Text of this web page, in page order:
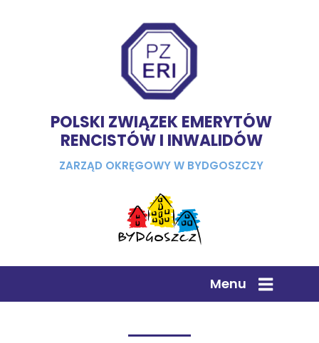
POLSKI ZWIĄZEK EMERYTÓW
RENCISTÓW I INWALIDÓW
ZARZĄD OKRĘGOWY W BYDGOSZCZY
Menu